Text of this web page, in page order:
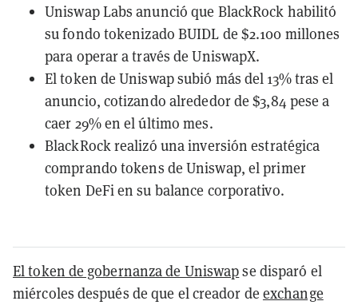
Uniswap Labs anunció que BlackRock habilitó
su fondo tokenizado BUIDL de $2.100 millones
para operar a través de UniswapX.
El token de Uniswap subió más del 13% tras el
anuncio, cotizando alrededor de $3,84 pese a
caer 29% en el último mes.
BlackRock realizó una inversión estratégica
comprando tokens de Uniswap, el primer
token DeFi en su balance corporativo.
El token de gobernanza de Uniswapse disparó el
miércoles después de que el creador de exchange